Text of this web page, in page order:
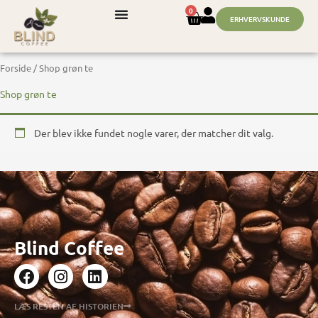
indholdet
0
KURVERHVERVSKUNDE
Forside / Shop grøn te
Shop grøn te
Der blev ikke fundet nogle varer, der matcher dit valg.
Blind Coffee
F
a
c
I
n
s
L
i
n
LÆS RESTEN AF HISTORIEN